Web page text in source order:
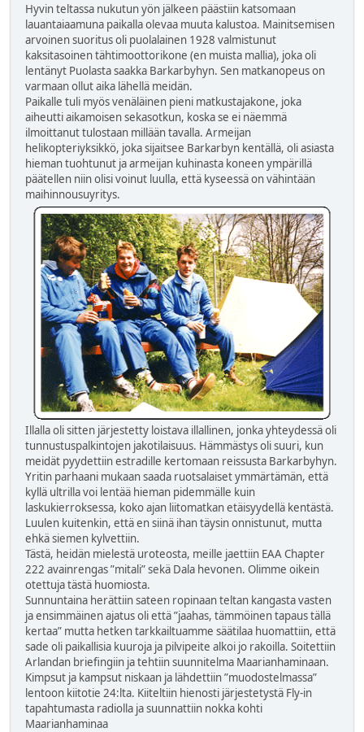
Hyvin teltassa nukutun yön jälkeen päästiin katsomaan
lauantaiaamuna paikalla olevaa muuta kalustoa. Mainitsemisen
arvoinen suoritus oli puolalainen 1928 valmistunut
kaksitasoinen tähtimoottorikone (en muista mallia), joka oli
lentänyt Puolasta saakka Barkarbyhyn. Sen matkanopeus on
varmaan ollut aika lähellä meidän.
Paikalle tuli myös venäläinen pieni matkustajakone, joka
aiheutti aikamoisen sekasotkun, koska se ei näemmä
ilmoittanut tulostaan millään tavalla. Armeijan
helikopteriyksikkö, joka sijaitsee Barkarbyn kentällä, oli asiasta
hieman tuohtunut ja armeijan kuhinasta koneen ympärillä
päätellen niin olisi voinut luulla, että kyseessä on vähintään
maihinnousuyritys.
Illalla oli sitten järjestetty loistava illallinen, jonka yhteydessä oli
tunnustuspalkintojen jakotilaisuus. Hämmästys oli suuri, kun
meidät pyydettiin estradille kertomaan reissusta Barkarbyhyn.
Yritin parhaani mukaan saada ruotsalaiset ymmärtämän, että
kyllä ultrilla voi lentää hieman pidemmälle kuin
laskukierroksessa, koko ajan liitomatkan etäisyydellä kentästä.
Luulen kuitenkin, että en siinä ihan täysin onnistunut, mutta
ehkä siemen kylvettiin.
Tästä, heidän mielestä uroteosta, meille jaettiin EAA Chapter
222 avainrengas ”mitali” sekä Dala hevonen. Olimme oikein
otettuja tästä huomiosta.
Sunnuntaina herättiin sateen ropinaan teltan kangasta vasten
ja ensimmäinen ajatus oli että ”jaahas, tämmöinen tapaus tällä
kertaa” mutta hetken tarkkailtuamme säätilaa huomattiin, että
sade oli paikallisia kuuroja ja pilvipeite alkoi jo rakoilla. Soitettiin
Arlandan briefingiin ja tehtiin suunnitelma Maarianhaminaan.
Kimpsut ja kampsut niskaan ja lähdettiin ”muodostelmassa”
lentoon kiitotie 24:lta. Kiiteltiin hienosti järjestetystä Fly-in
tapahtumasta radiolla ja suunnattiin nokka kohti
Maarianhaminaa